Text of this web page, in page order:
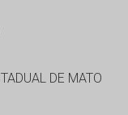
DE MATO